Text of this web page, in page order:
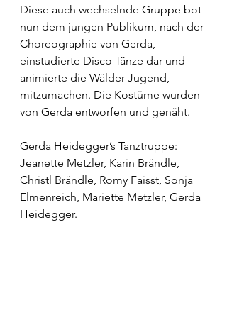
Diese auch wechselnde Gruppe bot
nun dem jungen Publikum, nach der
Choreographie von Gerda,
einstudierte Disco Tänze dar und
animierte die Wälder Jugend,
mitzumachen. Die Kostüme wurden
von Gerda entworfen und genäht.
Gerda Heidegger’s Tanztruppe:
Jeanette Metzler, Karin Brändle,
Christl Brändle, Romy Faisst, Sonja
Elmenreich, Mariette Metzler, Gerda
Heidegger.